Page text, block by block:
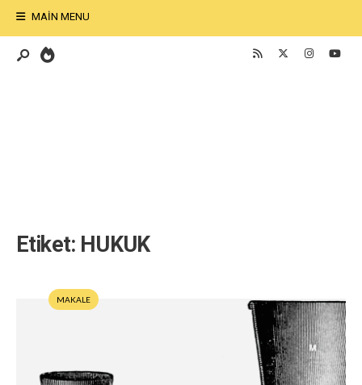
MAIN MENU
Etiket: HUKUK
MAKALE